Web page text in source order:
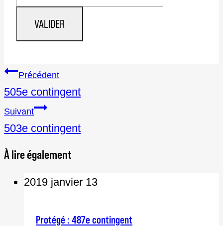
Navigation
de
l'article
Précédent
505e contingent
Suivant
503e contingent
À lire également
2019 janvier 13
Protégé : 487e contingent